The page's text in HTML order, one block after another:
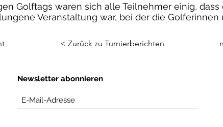
Golftags waren sich alle Teilnehmer einig, dass
Veranstaltung war, bei der die Golferinnen
< Zurück zu Turnierberichten
Newsletter abonnieren